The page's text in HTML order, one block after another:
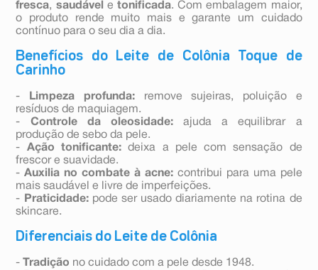
fresca, saudável e tonificada. Com embalagem maior,
o produto rende muito mais e garante um cuidado
contínuo para o seu dia a dia.
Benefícios do Leite de Colônia Toque de
Carinho
- Limpeza profunda:remove sujeiras, poluição e
resíduos de maquiagem.
- Controle da oleosidade:ajuda a equilibrar a
produção de sebo da pele.
- Ação tonificante:deixa a pele com sensação de
frescor e suavidade.
-Auxilia no combate à acne:contribui para uma pele
mais saudável e livre de imperfeições.
-
Praticidade:pode ser usado diariamente na rotina de
skincare.
Diferenciais do Leite de Colônia
- Tradição no cuidado com a pele desde 1948.